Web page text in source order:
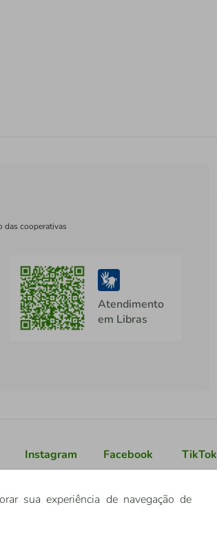
das cooperativas
Atendimento
em Libras
Instagram Facebook TikTok
sua experiência de navegação de